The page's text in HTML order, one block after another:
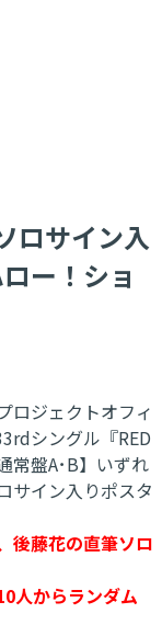
ロサイン入
ー！ショ
ロジェクトオフィ
シングル『RED
常盤A･B】いずれ
サイン入りポスタ
後藤花の直筆ソロ
人からランダム